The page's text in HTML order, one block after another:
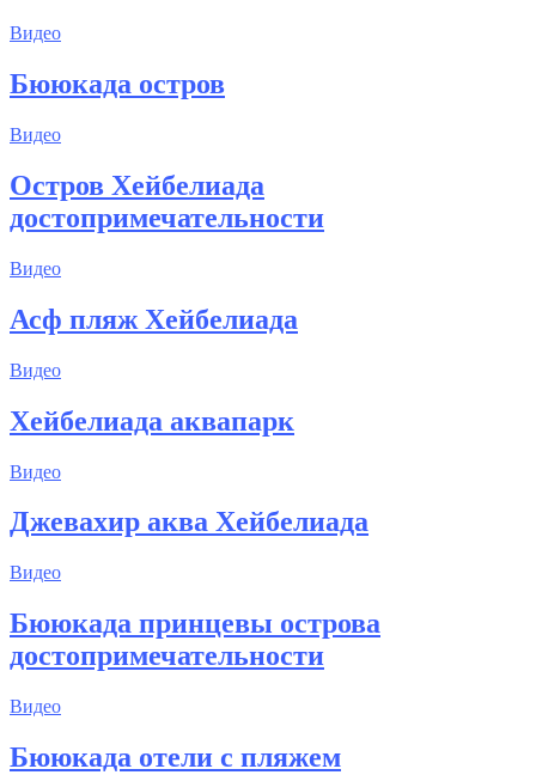
Видео
Бююкада остров
Видео
Остров Хейбелиада
достопримечательности
Видео
Асф пляж Хейбелиада
Видео
Хейбелиада аквапарк
Видео
Джевахир аква Хейбелиада
Видео
Бююкада принцевы острова
достопримечательности
Видео
Бююкада отели с пляжем